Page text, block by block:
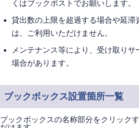
くはブックポストでお願いします。
貸出数の上限を超過する場合や延滞
は、ご利用いただけません。
メンテナンス等により、受け取りサ
場合があります。
ブックボックス設置箇所一覧
ブックボックスの名称部分をクリック